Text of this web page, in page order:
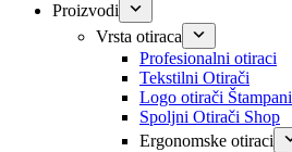
Proizvodi
Vrsta otiraca
Profesionalni otiraci
Tekstilni Otirači
Logo otirači Štampani
Spoljni Otirači Shop
Ergonomske otiraci